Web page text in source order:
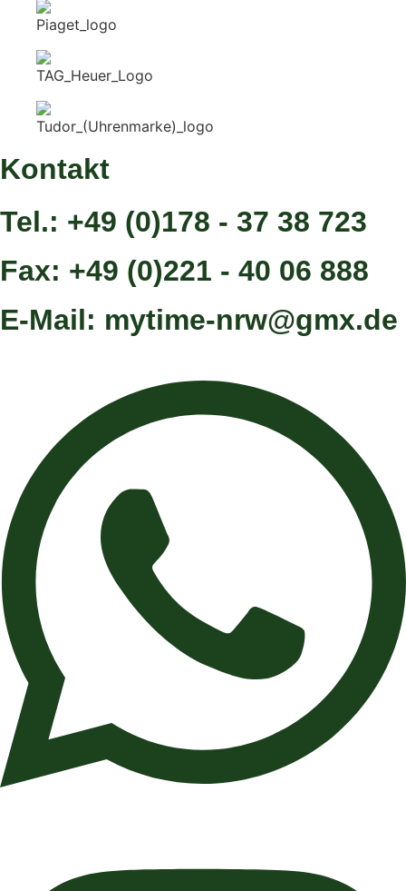
Kontakt
Tel.: +49 (0)178 - 37 38 723
Fax: +49 (0)221 - 40 06 888
E-Mail: mytime-nrw@gmx.de